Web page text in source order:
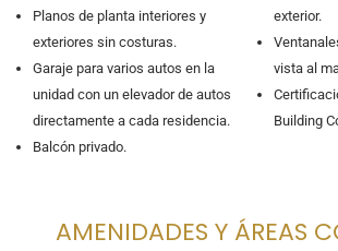
Planos de planta interiores y
exteriores sin costuras.
Garaje para varios autos en la
unidad con un elevador de autos
directamente a cada residencia.
Balcón privado.
exterior.
vista al
Building
AMENIDADES Y ÁREAS